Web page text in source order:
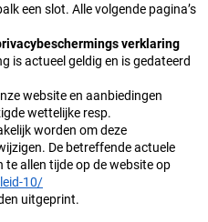
een slot. Alle volgende pagina’s
verklaring
is actueel geldig en is gedateerd
website en aanbiedingen
wettelijke resp.
worden om deze
De betreffende actuele
allen tijde op de website op
10/
uitgeprint.